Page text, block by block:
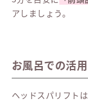
アしましょう。
お風呂での活
ヘッドスパリフト